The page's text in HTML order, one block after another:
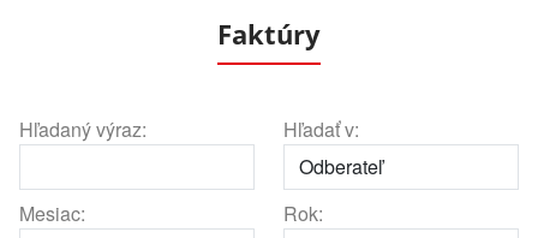
Faktúry
Hľadaný výraz: Hľadať v:
Mesiac: Rok: